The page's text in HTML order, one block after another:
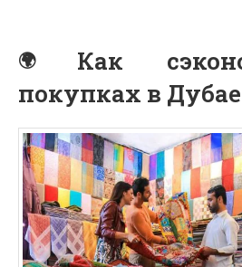
Как
покупках в Дубае